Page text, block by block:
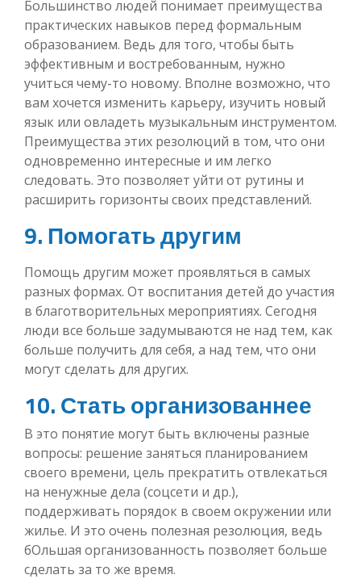
Большинство людей понимает преимущества
практических навыков перед формальным
образованием. Ведь для того, чтобы быть
эффективным и востребованным, нужно
учиться чему-то новому. Вполне возможно, что
вам хочется изменить карьеру, изучить новый
язык или овладеть музыкальным инструментом.
Преимущества этих резолюций в том, что они
одновременно интересные и им легко
следовать. Это позволяет уйти от рутины и
расширить горизонты своих представлений.
9. Помогать другим
Помощь другим может проявляться в самых
разных формах. От воспитания детей до участия
в благотворительных мероприятиях. Сегодня
люди все больше задумываются не над тем, как
больше получить для себя, а над тем, что они
могут сделать для других.
10. Стать организованнее
В это понятие могут быть включены разные
вопросы: решение заняться планированием
своего времени, цель прекратить отвлекаться
на ненужные дела (соцсети и др.),
поддерживать порядок в своем окружении или
жилье. И это очень полезная резолюция, ведь
бОльшая организованность позволяет больше
сделать за то же время.